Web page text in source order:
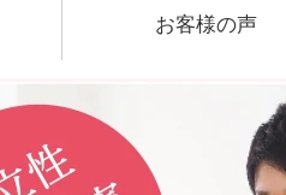
お客様の声